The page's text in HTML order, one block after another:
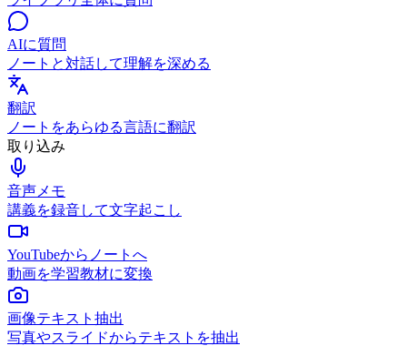
AIに質問
ノートと対話して理解を深める
翻訳
ノートをあらゆる言語に翻訳
取り込み
音声メモ
講義を録音して文字起こし
YouTubeからノートへ
動画を学習教材に変換
画像テキスト抽出
写真やスライドからテキストを抽出